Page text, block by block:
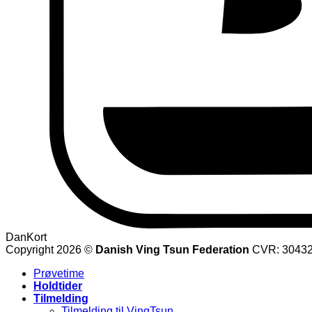
DanKort
Copyright 2026 © Danish Ving Tsun Federation CVR:
Prøvetime
Holdtider
Tilmelding